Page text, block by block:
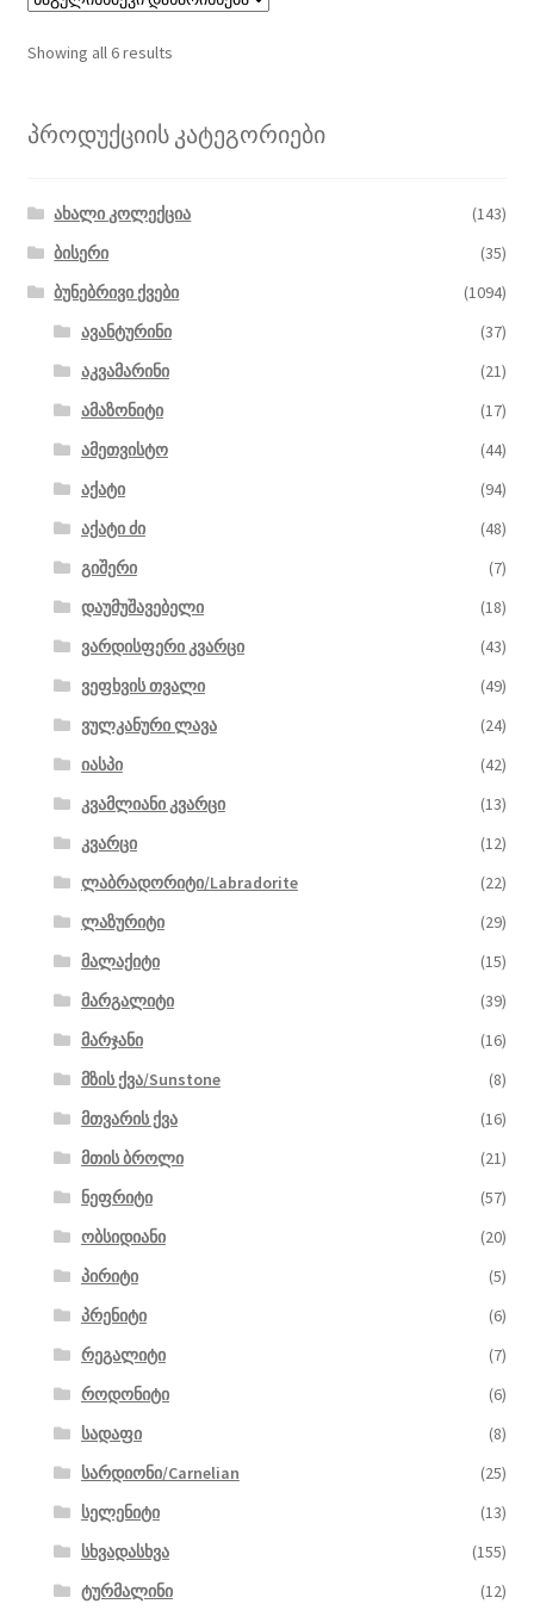
Showing all 6 results
პროდუქციის კატეგორიები
ახალი კოლექცია
(143)
ბისერი
(35)
ბუნებრივი ქვები
(1094)
ავანტურინი
(37)
აკვამარინი
(21)
ამაზონიტი
(17)
ამეთვისტო
(44)
აქატი
(94)
აქატი ძი
(48)
გიშერი
(7)
დაუმუშავებელი
(18)
ვარდისფერი კვარცი
(43)
ვეფხვის თვალი
(49)
ვულკანური ლავა
(24)
იასპი
(42)
კვამლიანი კვარცი
(13)
კვარცი
(12)
ლაბრადორიტი/Labradorite
(22)
ლაზურიტი
(29)
მალაქიტი
(15)
მარგალიტი
(39)
მარჯანი
(16)
მზის ქვა/Sunstone
(8)
მთვარის ქვა
(16)
მთის ბროლი
(21)
ნეფრიტი
(57)
ობსიდიანი
(20)
პირიტი
(5)
პრენიტი
(6)
რეგალიტი
(7)
როდონიტი
(6)
სადაფი
(8)
სარდიონი/Carnelian
(25)
სელენიტი
(13)
სხვადასხვა
(155)
ტურმალინი
(12)